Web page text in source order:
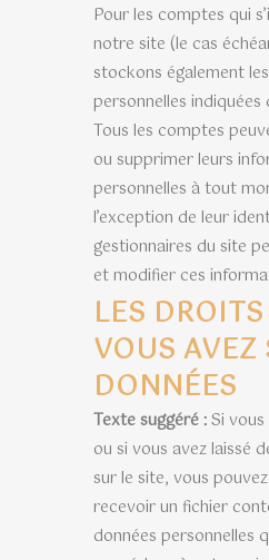
Pour les comptes qui
notre site (le cas
stockons également
personnelles
Tous les comptes
ou supprimer leurs
personnelles à tout
l’exception de leur
gestionnaires du site
et modifier ces
LES
VOUS AVEZ
DONNÉES
Texte suggéré :Si
ou si vous avez laissé
sur le site, vous
recevoir un fichier
données personnelles